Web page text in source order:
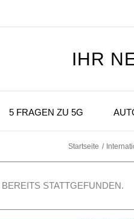
IHR
5 FRAGEN ZU 5G
Startseite
STATTGEFUNDEN.